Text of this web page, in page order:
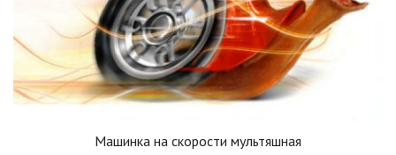
Машинка на скорости мультяшная